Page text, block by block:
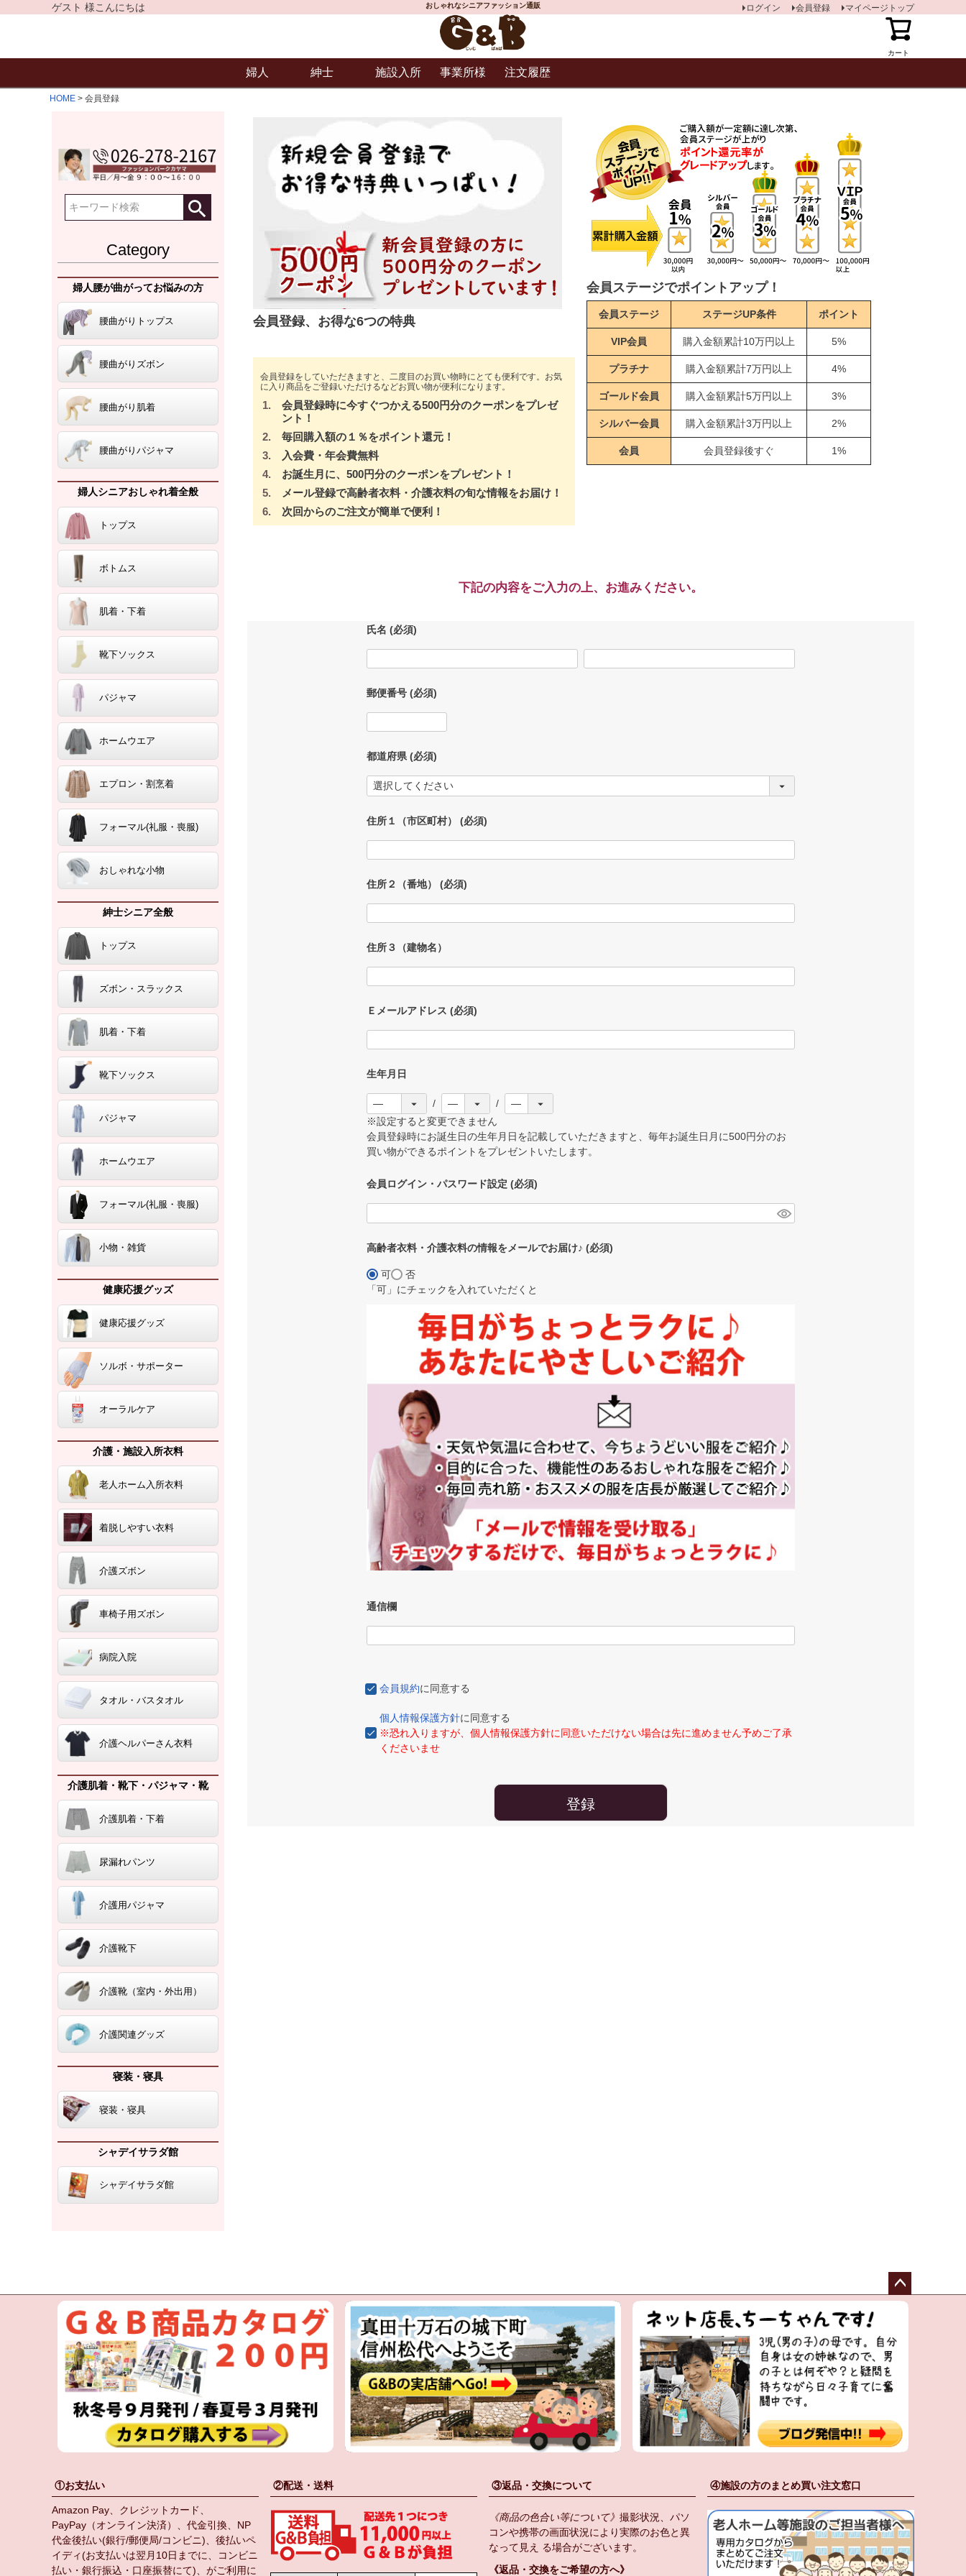
ゲスト 様こんにちは おしゃれなシニアファッション通販
カート
ログイン 会員登録 マイページトップ
婦人 紳士 施設入所 事業所様 注文履歴
HOME 会員登録
Category
婦人腰が曲がってお悩みの方
腰曲がりトップス
腰曲がりズボン
腰曲がり肌着
腰曲がりパジャマ
婦人シニアおしゃれ着全般
トップス
ボトムス
肌着・下着
靴下ソックス
パジャマ
ホームウエア
エプロン・割烹着
フォーマル(礼服・喪服)
おしゃれな小物
紳士シニア全般
トップス
ズボン・スラックス
肌着・下着
靴下ソックス
パジャマ
ホームウエア
フォーマル(礼服・喪服)
小物・雑貨
健康応援グッズ
健康応援グッズ
ソルボ・サポーター
オーラルケア
介護・施設入所衣料
老人ホーム入所衣料
着脱しやすい衣料
介護ズボン
車椅子用ズボン
病院入院
タオル・バスタオル
介護ヘルパーさん衣料
介護肌着・靴下・パジャマ・靴
介護肌着・下着
尿漏れパンツ
介護用パジャマ
介護靴下
介護靴（室内・外出用）
介護関連グッズ
寝装・寝具
寝装・寝具
シャデイサラダ館
シャデイサラダ館
会員登録、お得な6つの特典
会員登録をしていただきますと、二度目のお買い物時にとても便利です。お気
に入り商品をご登録いただけるなどお買い物が便利になります。
会員登録時に今すぐつかえる500円分のクーポンをプレゼ
ント！
毎回購入額の１％をポイント還元！
入会費・年会費無料
お誕生月に、500円分のクーポンをプレゼント！
メール登録で高齢者衣料・介護衣料の旬な情報をお届け！
次回からのご注文が簡単で便利！
会員ステージでポイントアップ！
会員ステージ ステージUP条件 ポイント
VIP会員 購入金額累計10万円以上 5%
プラチナ 購入金額累計7万円以上 4%
ゴールド会員 購入金額累計5万円以上 3%
シルバー会員 購入金額累計3万円以上 2%
会員 会員登録後すぐ 1%
下記の内容をご入力の上、お進みください。
氏名 (必須)
郵便番号 (必須)
都道府県(必須)
住所１（市区町村） (必須)
住所２（番地） (必須)
住所３（建物名）
Ｅメールアドレス (必須)
生年月日
※設定すると変更できません
会員登録時にお誕生日の生年月日を記載していただきますと、毎年お誕生日月に500円分のお
買い物ができるポイントをプレゼントいたします。
会員ログイン・パスワード設定 (必須)
高齢者衣料・介護衣料の情報をメールでお届け♪ (必須)
可
否
「可」にチェックを入れていただくと
通信欄
会員規約に同意する
個人情報保護方針に同意する
※恐れ入りますが、個人情報保護方針に同意いただけない場合は先に進めません予めご了承
くださいませ
登録
ペー
へ
①お支払い
Amazon Pay、クレジットカード、
PayPay（オンライン決済）、代金引換、NP
代金後払い(銀行/郵便局/コンビニ)、後払いペ
イディ(お支払いは翌月10日までに、コンビニ
払い・銀行振込・口座振替にて)、がご利用に
②配送・送料 ③返品・交換について
《商品の色合い等について》 撮影状況、パソ
コンや携帯の画面状況により実際のお色と異
なって見え る場合がございます。
《返品・交換をご希望の方へ》
④施設の方のまとめ買い注文窓口